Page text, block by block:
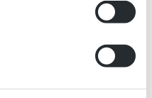
på nära håll
även lära oss mer om